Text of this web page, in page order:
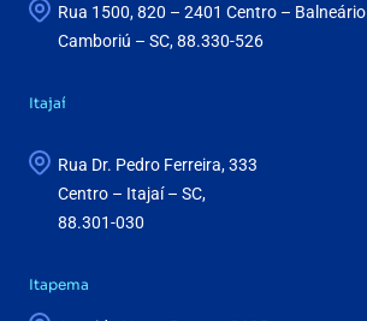
Rua 1500, 820 – 2401 Centro – Balneário
Camboriú – SC, 88.330-526
Itajaí
Rua Dr. Pedro Ferreira, 333
Centro – Itajaí – SC,
88.301-030
Itapema